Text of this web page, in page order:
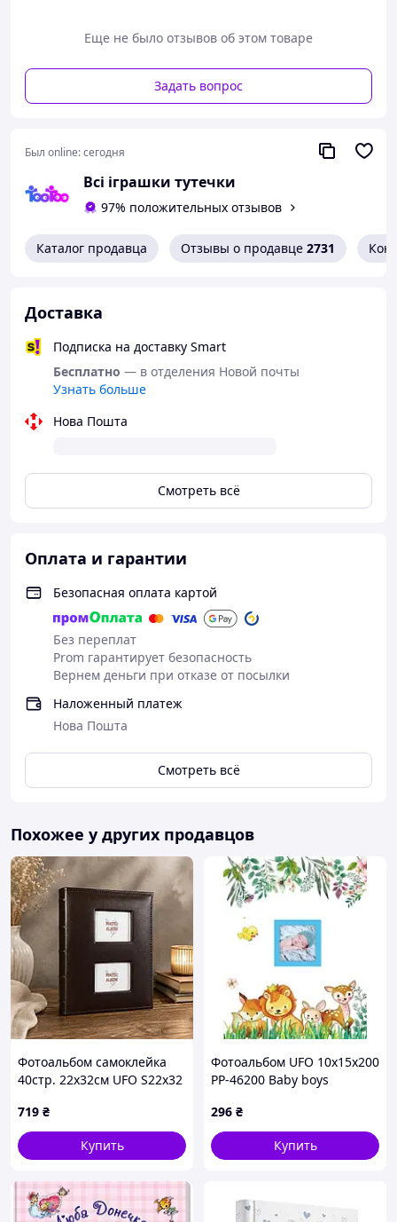
- Официальная лицензия Netflix
- Удобная структура для сбора полной коллекции
О коллекции:
- Включает 30 специальных: 24 голографические 6
фигурных (die-cut)
Дополнительно:
- собирать полную коллекцию
- хранить наклейки в одном месте
- обмениваться с друзьями
K-POP Demon Hunters – это не просто альбом, а
Еще не было отзывов об этом товаре
Задать вопрос
Был online:сегодня
Всі іграшки тутечки
97% положительных отзывов
Каталог продавца Отзывы о продавце 2731
Доставка
Подписка на доставку Smart
Бесплатно — в отделения Новой почты
Узнать больше
Нова Пошта
Смотреть всё
Оплата и гарантии
Безопасная оплата картой
Без переплат
Prom гарантирует безопасность
Вернем деньги при отказе от посылки
Наложенный платеж
Нова Пошта
Смотреть всё
Похожее у других продавцов
Фотоальбом самоклейка
40стр. 22х32см UFO S22x32
719 ₴
Купить
Фотоальбом UFO 10x15x200
PP-46200 Baby boys
296 ₴
Купить